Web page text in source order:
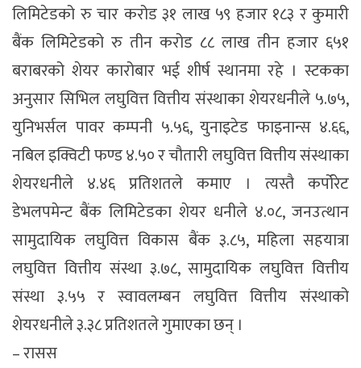
लिमिटेडको रु चार करोड ३१ लाख ५९ हजार १८३ र कुमारी
बैंक लिमिटेडको रु तीन करोड ८८ लाख तीन हजार ६५१
बराबरको शेयर कारोबार भई शीर्ष स्थानमा रहे । स्टकका
अनुसार सिभिल लघुवित्त वित्तीय संस्थाका शेयरधनीले ५.७५,
युनिभर्सल पावर कम्पनी ५.५६, युनाइटेड फाइनान्स ४.६६,
नबिल इक्विटी फण्ड ४.५० र चौतारी लघुवित्त वित्तीय संस्थाका
शेयरधनीले ४.४६ प्रतिशतले कमाए । त्यस्तै कर्पोरेट
डेभलपमेन्ट बैंक लिमिटेडका शेयर धनीले ४.०८, जनउत्थान
सामुदायिक लघुवित्त विकास बैंक ३.८५, महिला सहयात्रा
लघुवित्त वित्तीय संस्था ३.७८, सामुदायिक लघुवित्त वित्तीय
संस्था ३.५५ र स्वावलम्बन लघुवित्त वित्तीय संस्थाको
शेयरधनीले ३.३८ प्रतिशतले गुमाएका छन् ।
– रासस